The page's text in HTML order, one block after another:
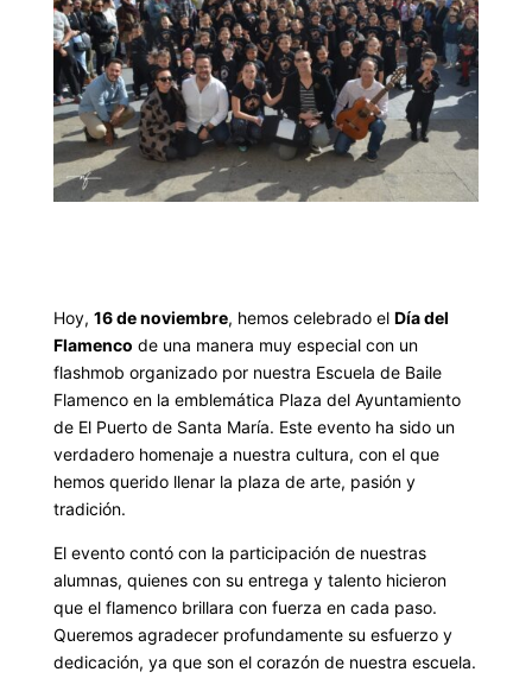
Hoy, 16 de noviembre, hemos celebrado el Día del
Flamenco de una manera muy especial con un
flashmob organizado por nuestra Escuela de Baile
Flamenco en la emblemática Plaza del Ayuntamiento
de El Puerto de Santa María. Este evento ha sido un
verdadero homenaje a nuestra cultura, con el que
hemos querido llenar la plaza de arte, pasión y
tradición.
El evento contó con la participación de nuestras
alumnas, quienes con su entrega y talento hicieron
que el flamenco brillara con fuerza en cada paso.
Queremos agradecer profundamente su esfuerzo y
dedicación, ya que son el corazón de nuestra escuela.